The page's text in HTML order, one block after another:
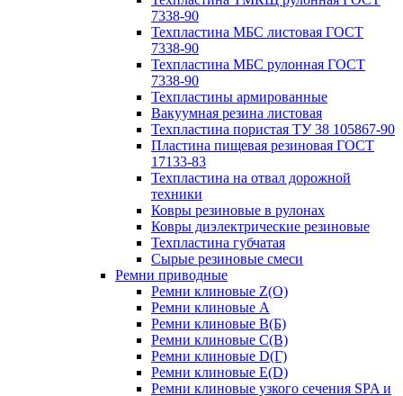
7338-90
Техпластина МБС листовая ГОСТ
7338-90
Техпластина МБС рулонная ГОСТ
7338-90
Техпластины армированные
Вакуумная резина листовая
Техпластина пористая ТУ 38 105867-90
Пластина пищевая резиновая ГОСТ
17133-83
Техпластина на отвал дорожной
техники
Ковры резиновые в рулонах
Ковры диэлектрические резиновые
Техпластина губчатая
Сырые резиновые смеси
Ремни приводные
Ремни клиновые Z(О)
Ремни клиновые A
Ремни клиновые B(Б)
Ремни клиновые C(В)
Ремни клиновые D(Г)
Ремни клиновые Е(D)
Ремни клиновые узкого сечения SPA и